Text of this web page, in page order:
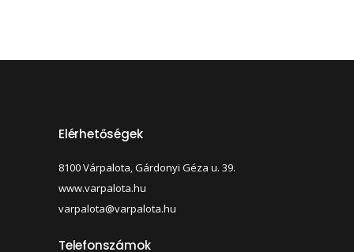
Elérhetőségek
8100 Várpalota, Gárdonyi Géza u. 39.
www.varpalota.hu
varpalota@varpalota.hu
Telefonszámok